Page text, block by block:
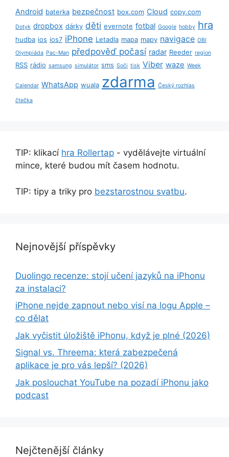
Android baterka bezpečnost box.com Cloud copy.com
Dotyk dropbox dárky děti evernote fotbal Google hobby hra
hudba ios ios7 iPhone Letadla mapa mapy navigace OBI
Olympiáda Pac-Man předpověď počasí radar Reeder region
RSS rádio samsung simulátor sms Soči tisk Viber waze Week
Calendar WhatsApp wuala zdarma Český rozhlas
čtečka
TIP: klikací hra Rollertap - vydělávejte virtuální
mince, které budou mít časem hodnotu.
TIP: tipy a triky pro bezstarostnou svatbu.
Nejnovější příspěvky
Duolingo recenze: stojí učení jazyků na iPhonu
za instalaci?
iPhone nejde zapnout nebo visí na logu Apple –
co dělat
Jak vyčistit úložiště iPhonu, když je plné (2026)
Signal vs. Threema: která zabezpečená
aplikace je pro vás lepší? (2026)
Jak poslouchat YouTube na pozadí iPhonu jako
podcast
Nejčtenější články